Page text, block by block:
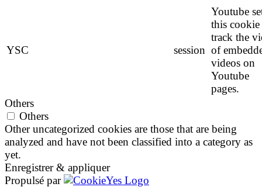
YSC session
Youtube
this
track the
of
videos on
Youtube
pages.
Others
Others
Other uncategorized cookies are those that are being
analyzed and have not been classified into a category as
yet.
Enregistrer & appliquer
Propulsé par